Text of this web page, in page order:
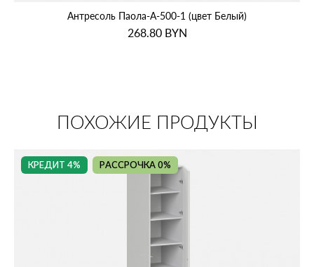
Антресоль Паола‑А‑500‑1 (цвет Белый)
268.80BYN
ПОХОЖИЕ ПРОДУКТЫ
КРЕДИТ 4% РАССРОЧКА 0%